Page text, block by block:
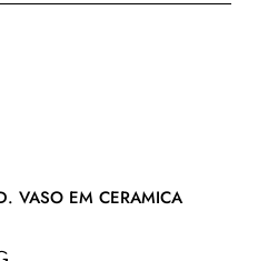
VASO EM CERAMICA